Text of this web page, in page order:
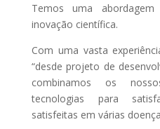
Temos uma
inovação científica.
Com uma vasta
“desde projeto de
combinamos os
tecnologias para
satisfeitas em várias